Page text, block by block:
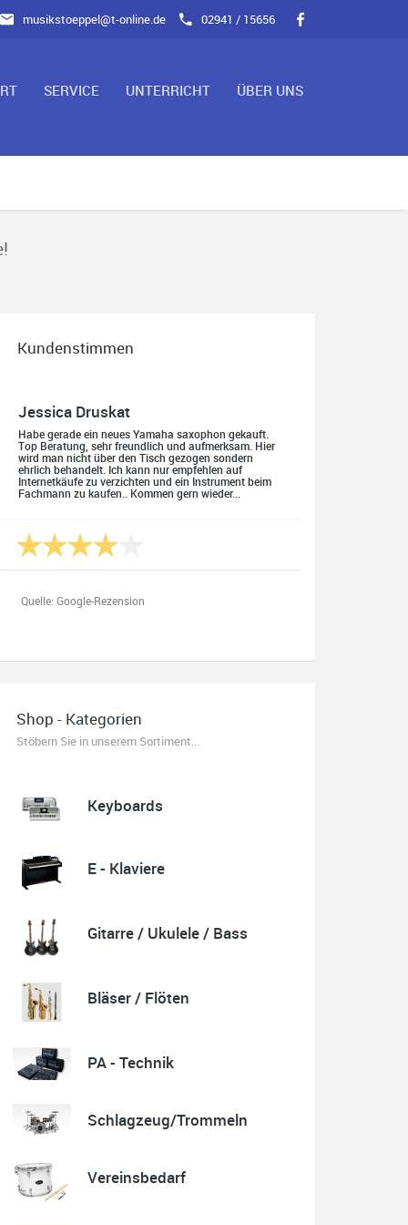
musikstoeppel@t-online.de 02941 / 15656
SERVICE UNTERRICHT ÜBER UNS
Kundenstimmen
Jessica Druskat
Habe gerade ein neues Yamaha saxophon gekauft.
Top Beratung, sehr freundlich und aufmerksam. Hier
wird man nicht über den Tisch gezogen sondern
ehrlich behandelt. Ich kann nur empfehlen auf
Internetkäufe zu verzichten und ein Instrument beim
Fachmann zu kaufen.. Kommen gern wieder...
Quelle: Google-Rezension
Habe mir heute eine E-Gitarre und einen Amp gekauft.
Erstklassige Beratung vom Chef. Hier fühlt man sich
aufgehoben. Finger weg vom Internet. Kauft beim
Fachmann zu guten Konditionen. Es zahlt sich aus.
Quelle: Google-Rezension
Korrespondenz, Kommunikation und Verkauf top.
Abholung der Ware reibungslos.
Sehr zu empfehlen....
auch nah!
Shop - Kategorien
Stöbern Sie in unserem Sortiment...
Keyboards
E - Klaviere
Gitarre / Ukulele / Bass
Bläser / Flöten
PA - Technik
Schlagzeug/Trommeln
Vereinsbedarf